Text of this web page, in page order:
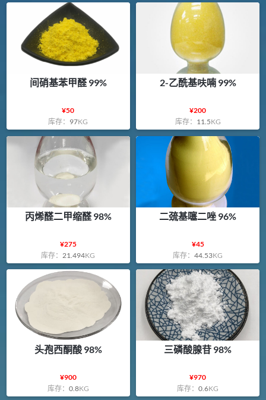
间硝基苯甲醛 99%
¥50
库存： 97KG
2-乙酰基呋喃 99%
¥200
库存： 11.5KG
丙烯醛二甲缩醛 98%
¥275
库存： 21.494KG
二巯基噻二唑 96%
¥45
库存：44.53KG
头孢西酮酸 98%
¥900
库存： 0.8KG
三磷酸腺苷 98%
¥970
库存：0.6KG